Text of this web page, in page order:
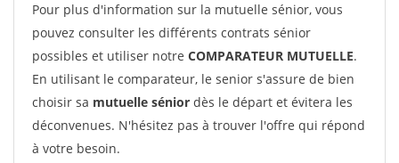
Pour plus d'information sur la mutuelle sénior, vous
pouvez consulter les différents contrats sénior
possibles et utiliser notre COMPARATEUR MUTUELLE.
En utilisant le comparateur, le senior s'assure de bien
choisir sa mutuelle sénior dès le départ et évitera les
déconvenues. N'hésitez pas à trouver l'offre qui répond
à votre besoin.